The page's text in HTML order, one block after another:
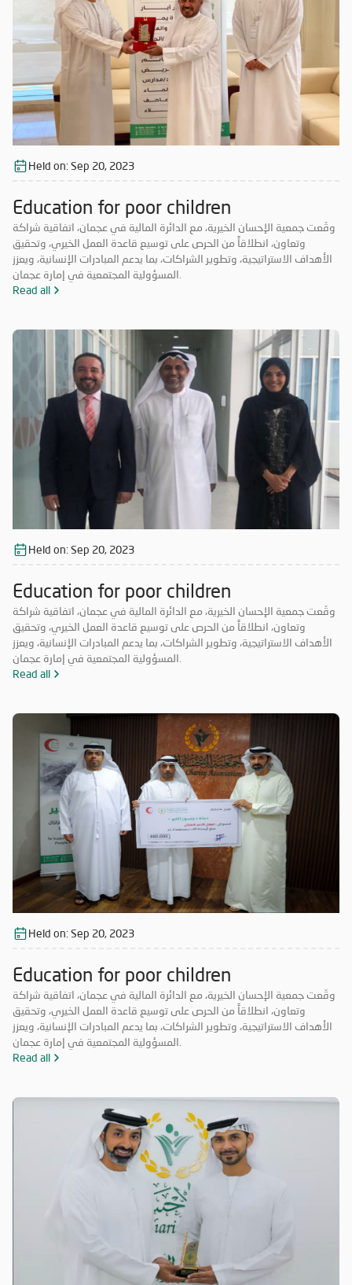
Held on:Sep 20, 2023
Education for poor children
وقّعت جمعية الإحسان الخيرية، مع الدائرة المالية في عجمان، اتفاقية شراكة
وتعاون، انطلاقاً من الحرص على توسيع قاعدة العمل الخيري، وتحقيق
الأهداف الاستراتيجية، وتطوير الشراكات، بما يدعم المبادرات الإنسانية، ويعزز
Read all
Held on:Sep 20, 2023
Education for poor children
وقّعت جمعية الإحسان الخيرية، مع الدائرة المالية في عجمان، اتفاقية شراكة
وتعاون، انطلاقاً من الحرص على توسيع قاعدة العمل الخيري، وتحقيق
الأهداف الاستراتيجية، وتطوير الشراكات، بما يدعم المبادرات الإنسانية، ويعزز
Read all
Held on:Sep 20, 2023
Education for poor children
وقّعت جمعية الإحسان الخيرية، مع الدائرة المالية في عجمان، اتفاقية شراكة
وتعاون، انطلاقاً من الحرص على توسيع قاعدة العمل الخيري، وتحقيق
الأهداف الاستراتيجية، وتطوير الشراكات، بما يدعم المبادرات الإنسانية، ويعزز
Read all